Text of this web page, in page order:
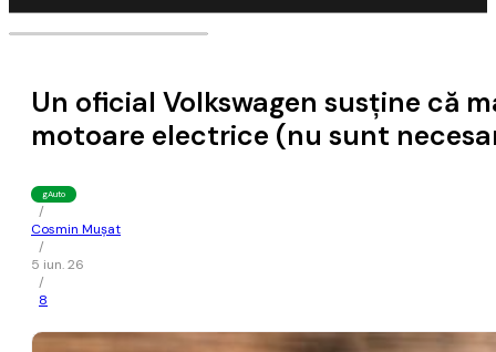
Un oficial Volkswagen susţine că
motoare electrice (nu sunt
gAuto
/
Cosmin Mușat
/
5 iun. 26
/
8